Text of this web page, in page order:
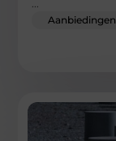
Aanbiedingen